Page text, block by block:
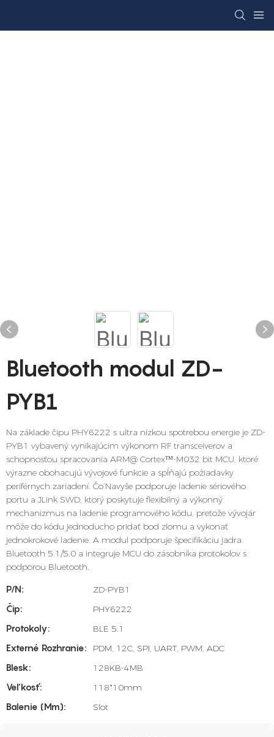
Bluetooth modul ZD-
PYB1
Na základe čipu PHY6222 s ultra nízkou spotrebou energie je ZD-
PYB1 vybavený vynikajúcim výkonom RF transceiverov a
schopnosťou spracovania ARM@ Cortexᵀᴹ-M032 bit MCU, ktoré
výrazne obohacujú vývojové funkcie a spĺňajú požiadavky
periférnych zariadení. Čo’Navyše podporuje ladenie sériového
portu a JLink SWD, ktorý poskytuje flexibilný a výkonný
mechanizmus na ladenie programového kódu, pretože vývojár
môže do kódu jednoducho pridať bod zlomu a vykonať
jednokrokové ladenie. A modul podporuje špecifikáciu jadra
Bluetooth 5.1/5.0 a integruje MCU do zásobníka protokolov s
podporou Bluetooth.
P/N:
ZD-PYB1
Čip:
PHY6222
Protokoly:
BLE 5.1
Externé Rozhranie:
PDM, 12C, SPI, UART, PWM, ADC
Blesk:
128KB-4MB
Veľkosť:
118*10mm
Balenie (mm):
Slot